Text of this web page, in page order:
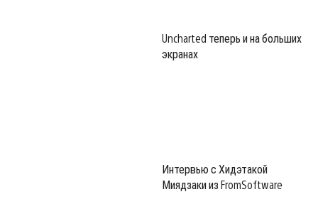
Uncharted теперь и на больших
экранах
Интервью с Хидэтакой
Миядзаки из FromSoftware